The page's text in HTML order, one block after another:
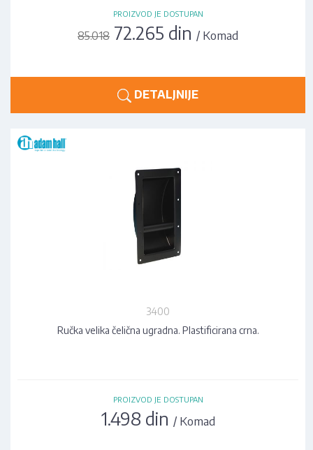
PROIZVOD JE DOSTUPAN
85.018 72.265 din/ Komad
DETALJNIJE
3400
Ručka velika čelična ugradna. Plastificirana crna.
PROIZVOD JE DOSTUPAN
1.498 din / Komad